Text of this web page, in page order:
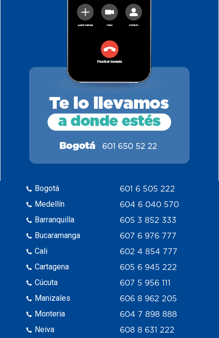
Bogotá
Medellín
Barranquilla
Bucaramanga
Cali
Cartagena
Cúcuta
Manizales
Monteria
Neiva
601 6 505 222
604 6 040 570
605 3 852 333
607 6 976 777
602 4 854 777
605 6 945 222
607 5 956 111
606 8 962 205
604 7 898 888
608 8 631 222